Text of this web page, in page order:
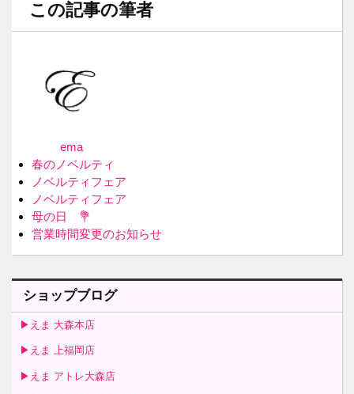
この記事の筆者
ema
春のノベルティ
ノベルティフェア
ノベルティフェア
母の日 💐
営業時間変更のお知らせ
ショップブログ
▶えま 大森本店
▶えま 上福岡店
▶えま アトレ大森店